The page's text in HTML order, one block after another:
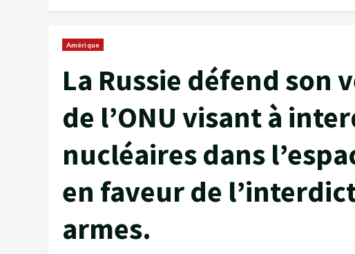
Amérique
La Russie défend son
de l’ONU visant à
nucléaires dans
en faveur de
armes.